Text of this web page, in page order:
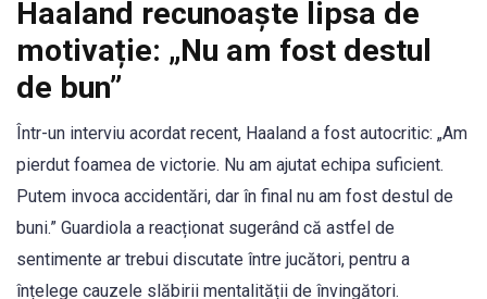
Haaland recunoaște lipsa de
motivație: „Nu am fost destul
de bun”
Într-un interviu acordat recent, Haaland a fost autocritic: „Am
pierdut foamea de victorie. Nu am ajutat echipa suficient.
Putem invoca accidentări, dar în final nu am fost destul de
buni.” Guardiola a reacționat sugerând că astfel de
sentimente ar trebui discutate între jucători, pentru a
înțelege cauzele slăbirii mentalității de învingători.